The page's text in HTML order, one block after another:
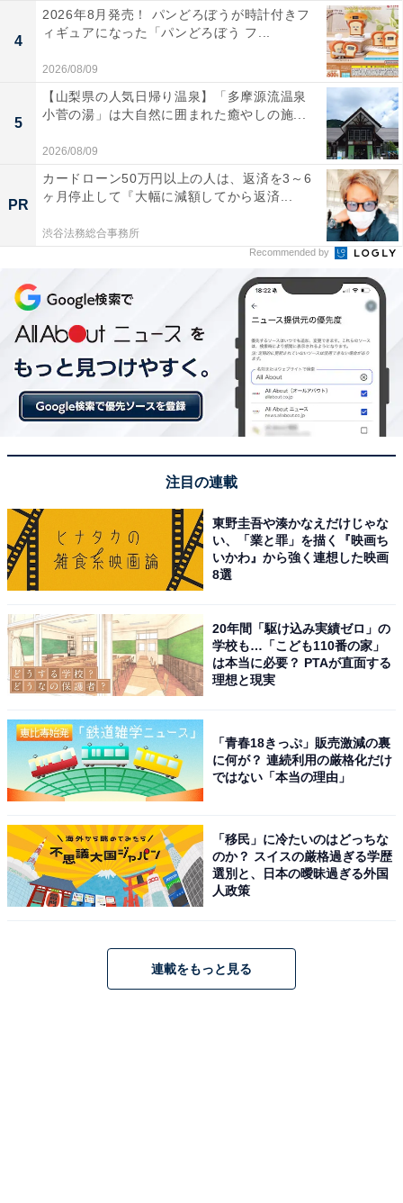
4
2026年8月発売！ パンどろぼうが時計付きフ
ィギュアになった「パンどろぼう フ...
2026/08/09
5
【山梨県の人気日帰り温泉】「多摩源流温泉
小菅の湯」は大自然に囲まれた癒やしの施...
2026/08/09
PR
カードローン50万円以上の人は、返済を3～6
ヶ月停止して『大幅に減額してから返済...
渋谷法務総合事務所
Recommended by
注目の連載
東野圭吾や湊かなえだけじゃな
い、「業と罪」を描く『映画ち
いかわ』から強く連想した映画
8選
20年間「駆け込み実績ゼロ」の
学校も…「こども110番の家」
は本当に必要？ PTAが直面する
理想と現実
「青春18きっぷ」販売激減の裏
に何が？ 連続利用の厳格化だけ
ではない「本当の理由」
「移民」に冷たいのはどっちな
のか？ スイスの厳格過ぎる学歴
選別と、日本の曖昧過ぎる外国
人政策
連載をもっと見る